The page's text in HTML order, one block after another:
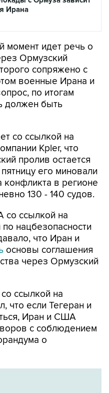
Ирана
момент идет речь о
Ормузский
сопряжено с
военные Ирана и
по итогам
должен быть
со ссылкой на
Kpler, что
пролив остается
его миновали
конфликта в регионе
130 - 140 судов.
со ссылкой на
нацбезопасности
что Иран и
основы соглашения
через Ормузский
ссылкой на
что если Тегеран и
Иран и США
с соблюдением
о